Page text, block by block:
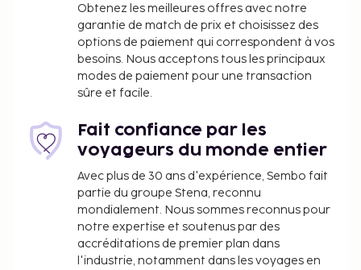
services et équipements offerts par cette pousada
vous trouvez également l'accès Wi-Fi à Internet
gratuit, une aire de pique-nique et des barbecues à
charbon. Pousada Alto da Serra vous invite à
découvrir son restaurant. Un petit déjeuner buffet
Cet hébergement est fermé du 15 juin 2026 au 31
décembre 2026 (les dates ne sont pas définitives).
Repas du soir : 36 BRL
La liste ci-dessus peut ne pas être exhaustive. Les
frais et acomptes peuvent être mentionnés hors
taxe et sont soumis à modification.
Les parents ou le tuteur légal voyageant avec un
Obtenez les meilleures offres avec notre
garantie de match de prix et choisissez des
options de paiement qui correspondent à vos
besoins. Nous acceptons tous les principaux
modes de paiement pour une transaction
sûre et facile.
Fait confiance par les
voyageurs du monde entier
Avec plus de 30 ans d'expérience, Sembo fait
partie du groupe Stena, reconnu
mondialement. Nous sommes reconnus pour
notre expertise et soutenus par des
accréditations de premier plan dans
l'industrie, notamment dans les voyages en